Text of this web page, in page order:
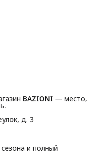
BAZIONI — место,
д. 3
и полный